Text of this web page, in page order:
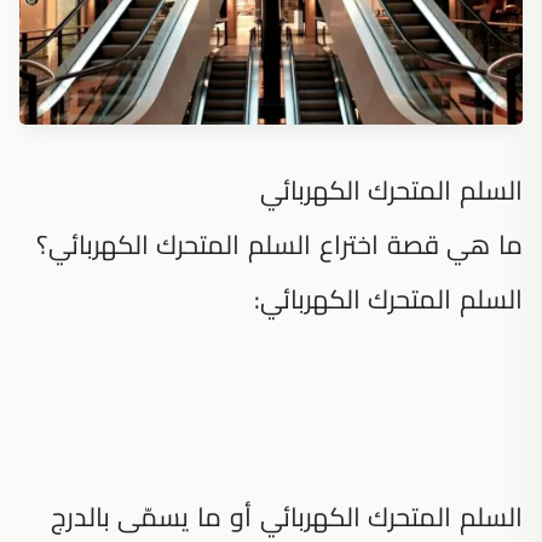
السلم المتحرك الكهربائي
ما هي قصة اختراع السلم المتحرك الكهربائي؟
السلم المتحرك الكهربائي:
السلم المتحرك الكهربائي أو ما يسمّى بالدرج